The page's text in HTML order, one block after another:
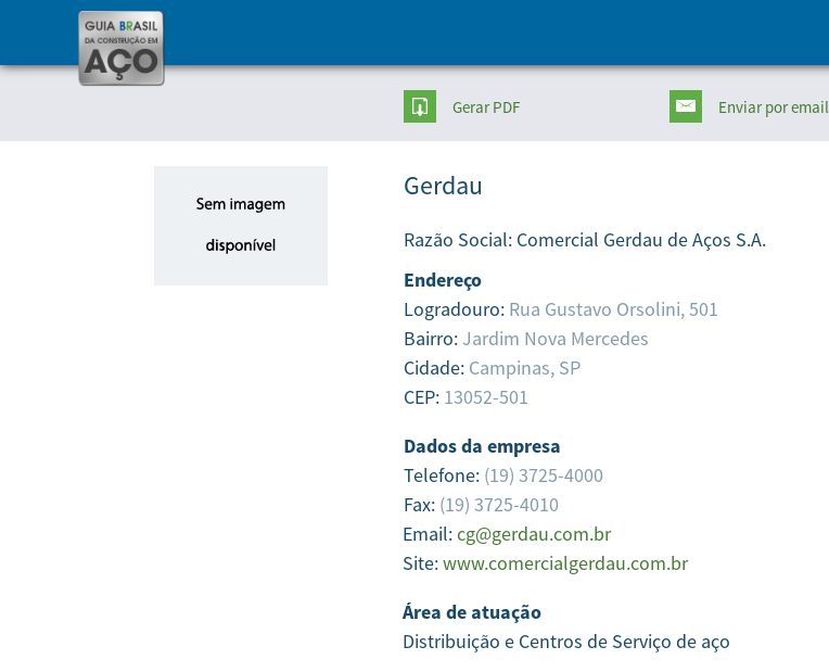
Gerar PDF Enviarpor email
Gerdau
Razão Social: Comercial Gerdau de Aços S.A.
Endereço
Logradouro: Rua Gustavo Orsolini, 501
Bairro: Jardim Nova Mercedes
Cidade: Campinas, SP
CEP: 13052-501
Dados da empresa
Telefone: (19) 3725-4000
Fax: (19) 3725-4010
Email:cg@gerdau.com.br
Site:www.comercialgerdau.com.br
Área de atuação
Distribuição e Centros de Serviço de aço